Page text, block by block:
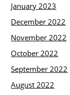
January 2023
December 2022
November 2022
October 2022
September 2022
August 2022